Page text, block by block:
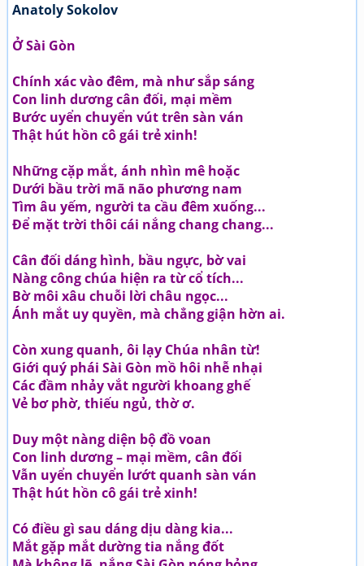
Anatoly Sokolov
Ở Sài Gòn
Chính xác vào đêm, mà như sắp sáng
Con linh dương cân đối, mại mềm
Bước uyển chuyển vút trên sàn ván
Thật hút hồn cô gái trẻ xinh!
Những cặp mắt, ánh nhìn mê hoặc
Dưới bầu trời mã não phương nam
Tìm âu yếm, người ta cầu đêm xuống...
Để mặt trời thôi cái nắng chang chang...
Cân đối dáng hình, bầu ngực, bờ vai
Nàng công chúa hiện ra từ cổ tích...
Bờ môi xâu chuỗi lời châu ngọc...
Ánh mắt uy quyền, mà chẳng giận hờn ai.
Còn xung quanh, ôi lạy Chúa nhân từ!
Giới quý phái Sài Gòn mồ hôi nhễ nhại
Các đầm nhảy vắt người khoang ghế
Vẻ bơ phờ, thiếu ngủ, thờ ơ.
Duy một nàng diện bộ đồ voan
Con linh dương – mại mềm, cân đối
Vẫn uyển chuyển lướt quanh sàn ván
Thật hút hồn cô gái trẻ xinh!
Có điều gì sau dáng dịu dàng kia...
Mắt gặp mắt dường tia nắng đốt